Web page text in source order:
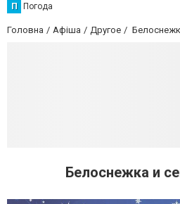
П Погода
Головна Афіша Другое
Белоснежка и